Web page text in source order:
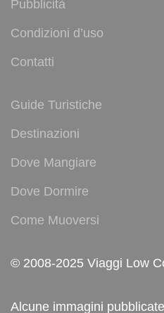
Pubblicità
Condizioni d’uso
Contatti
Guide Turistiche
Destinazioni
Dove Mangiare
Dove Dormire
Come Muoversi
© 2008-2025 Viaggi Low
Alcune immagini